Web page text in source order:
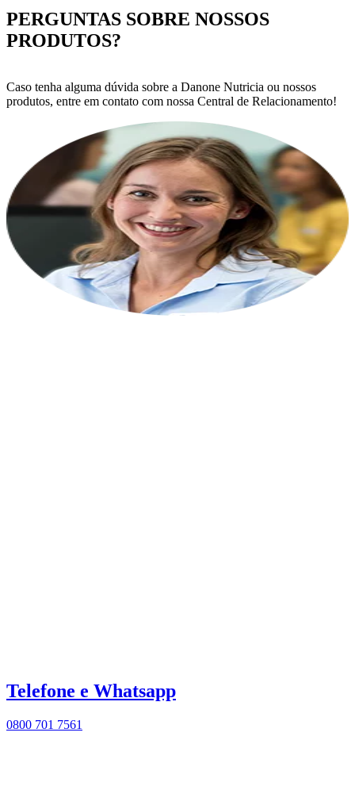
PERGUNTAS SOBRE NOSSOS
PRODUTOS?
Caso tenha alguma dúvida sobre a Danone Nutricia ou nossos
produtos, entre em contato com nossa Central de Relacionamento!
Telefone e Whatsapp
0800 701 7561